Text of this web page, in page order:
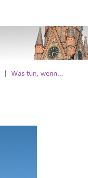
Was tun, wenn...